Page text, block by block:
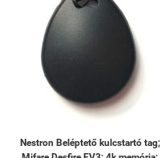
Nestron Beléptető kulcstartó tag;